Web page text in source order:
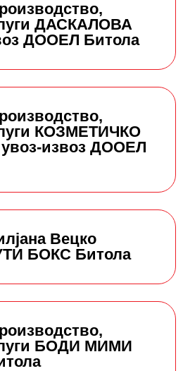
ДАСКАЛОВА
ДООЕЛ Битола
КОЗМЕТИЧКО
извоз ДООЕЛ
Вецко
БОКС Битола
БОДИ МИМИ